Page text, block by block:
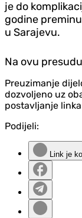
je do
godine
u Sarajevu.
Na ovu
Preuzimanje
dozvoljeno uz
postavljanje
Podijeli:
Link je